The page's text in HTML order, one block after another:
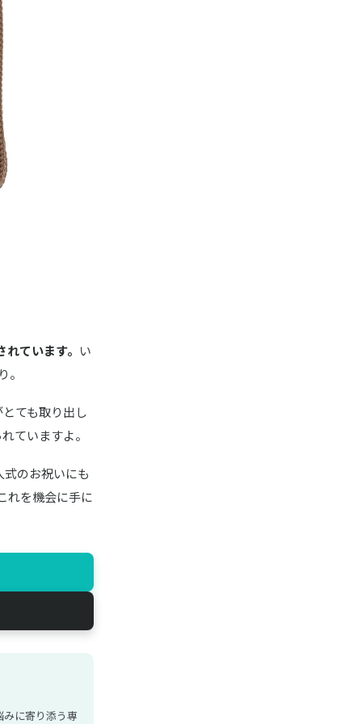
ています。 い
ても取り出し
ていますよ。
のお祝いにも
れを機会に手に
に寄り添う専